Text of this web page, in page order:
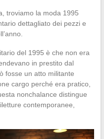
troviamo la moda 1995
dettagliato dei pezzi e
del 1995 è che non era
in prestito dal
fosse un atto militante
cargo perché era pratico,
nonchalance distingue
contemporanee,